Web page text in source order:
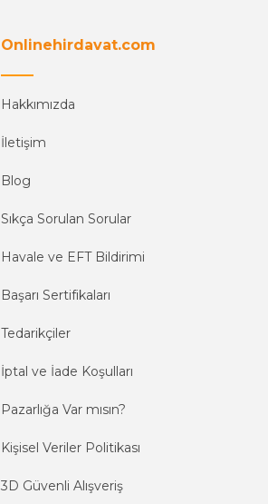
Onlinehirdavat.com
Hakkımızda
İletişim
Blog
Sıkça Sorulan Sorular
Havale ve EFT Bildirimi
Başarı Sertifikaları
Tedarikçiler
İptal ve İade Koşulları
Pazarlığa Var mısın?
Kişisel Veriler Politikası
3D Güvenli Alışveriş